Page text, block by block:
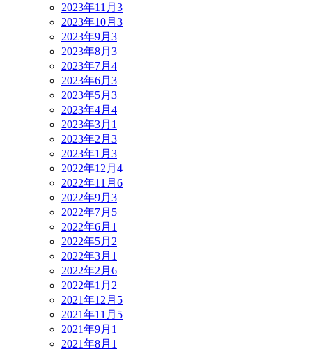
2023年11月 3
2023年10月 3
2023年9月 3
2023年8月 3
2023年7月 4
2023年6月 3
2023年5月 3
2023年4月 4
2023年3月 1
2023年2月 3
2023年1月 3
2022年12月 4
2022年11月 6
2022年9月 3
2022年7月 5
2022年6月 1
2022年5月 2
2022年3月 1
2022年2月 6
2022年1月 2
2021年12月 5
2021年11月 5
2021年9月 1
2021年8月 1